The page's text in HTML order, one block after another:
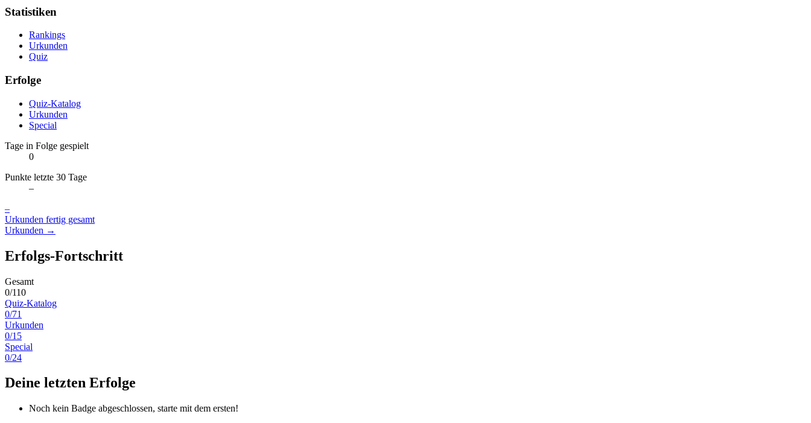
Statistiken
Rankings
Urkunden
Quiz
Erfolge
Quiz-Katalog
Urkunden
Special
Tage in Folge gespielt
0
Punkte letzte 30 Tage
–
–
Urkunden fertig gesamt
Urkunden →
Erfolgs-Fortschritt
Gesamt
0/110
Quiz-Katalog
0/71
Urkunden
0/15
Special
0/24
Deine letzten Erfolge
Noch kein Badge abgeschlossen, starte mit dem ersten!